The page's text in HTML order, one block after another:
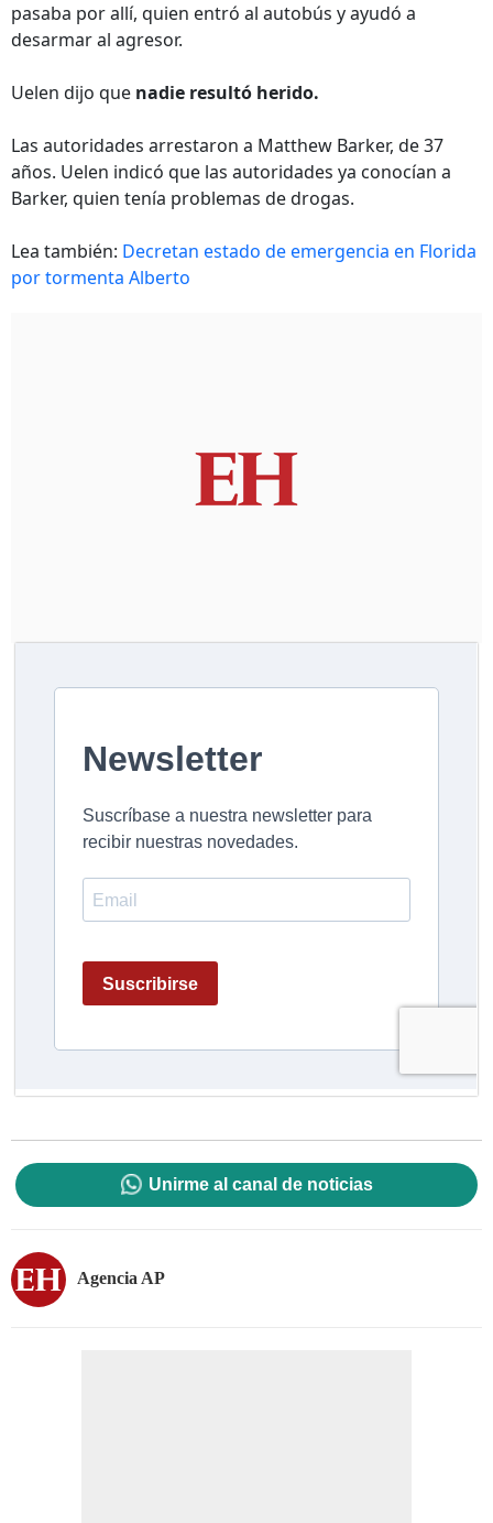
pasaba por allí, quien entró al autobús y ayudó a
desarmar al agresor.
Uelen dijo que nadie resultó herido.
Las autoridades arrestaron a Matthew Barker, de 37
años. Uelen indicó que las autoridades ya conocían a
Barker, quien tenía problemas de drogas.
Lea también: Decretan estado de emergencia en Florida
por tormenta Alberto
Unirme al canal de noticias
Agencia AP